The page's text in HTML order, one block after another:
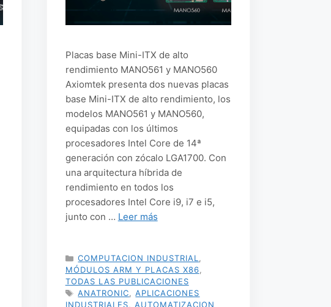
Placas base Mini-ITX de alto
rendimiento MANO561 y MANO560
Axiomtek presenta dos nuevas placas
base Mini-ITX de alto rendimiento, los
modelos MANO561 y MANO560,
equipadas con los últimos
procesadores Intel Core de 14ª
generación con zócalo LGA1700. Con
una arquitectura híbrida de
rendimiento en todos los
procesadores Intel Core i9, i7 e i5,
junto con … Leer más
CATEGORÍAS
COMPUTACION INDUSTRIAL
MÓDULOS ARM Y PLACAS X86
TODAS LAS PUBLICACIONES
ETIQUETAS
ANATRONIC ,APLICACIONES
INDUSTRIALES
AUTOMATIZACION